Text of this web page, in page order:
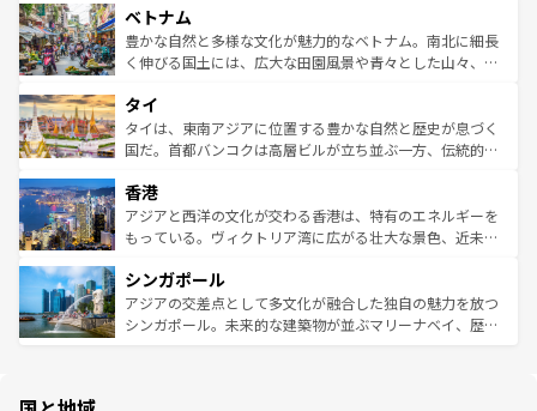
参照してほしい。
容にもいいと評判のスイーツなど、バラエティ豊かな料理
が味わえる。 なお、新着の台湾情報は コンテンツ一覧を参
照してほしい。
き、地方に足を延ばせば四季折々の自然美を楽しむことが
できる。そして、キムチや焼肉、絶品のストリートフード
まで、さまざまな韓国料理が待っている。夜には、韓国な
リティに包まれながら、韓国の多彩な魅力を心ゆくまで味
わってみてほしい。 なお、新着の韓国情報はコンテンツ一
覧を参照してほしい。
ベトナム
豊かな自然と多様な文化が魅力的なベトナム。南北に細長
く伸びる国土には、広大な田園風景や青々とした山々、世
急速な発展と共に伝統が息づく。ハノイの古い町並みやホ
ーチミン市のフランス統治時代の建物も、独特の雰囲気を
醸し出している。また、バラエティの豊かさとおいしさで
とつ。フォーやバインミー、ベトナムコーヒーなどは、ぜ
ひ現地で味わいたい。どの地域を訪れてもあたたかい人々
が旅行者を迎えてくれるので、きっと忘れられない旅にな
参照してほしい。
タイ
タイは、東南アジアに位置する豊かな自然と歴史が息づく
国だ。首都バンコクは高層ビルが立ち並ぶ一方、伝統的な
の活気が交差している。北部ではチェンマイなどの山岳地
帯で自然と触れ合い、南部ではプーケットやクラビの美し
いビーチでリゾート気分を楽しむことができる。タイ料理
激する。気候は一年中温暖で、どの季節にも異なる楽しみ
が待っている。親しみやすいタイの人々、仏教を中心とし
た文化、そして多様な観光資源が、訪れる旅人を魅了し続
香港
アジアと西洋の文化が交わる香港は、特有のエネルギーを
もっている。ヴィクトリア湾に広がる壮大な景色、近未来
み、どこを訪れても感動するはず。観光スポットが密集し
ており、効率よく見どころを回れるのも魅力。息をのむよ
うな絶景から文化的な体験まで、香港を存分に楽しみ尽く
シンガポール
アジアの交差点として多文化が融合した独自の魅力を放つ
シンガポール。未来的な建築物が並ぶマリーナベイ、歴史